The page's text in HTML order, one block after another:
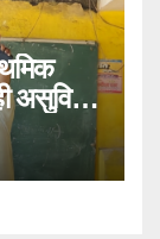
असुविधा